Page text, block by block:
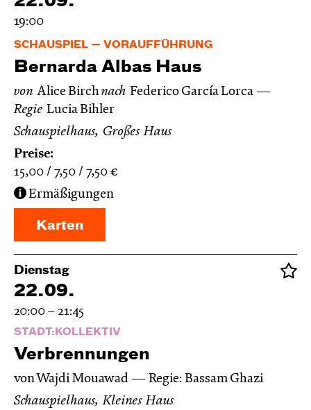
19:00
SCHAUSPIEL VORAUFFÜHRUNG
Bernarda Albas Haus
von Alice Birchnach Federico García Lorca
Regie Lucia Bihler
Schauspielhaus, Großes Haus
Preise:
15,00
7,50 7,50 €
Ermäßigungen
Karten
Dienstag
22.09.
20:00 – 21:45
STADT:KOLLEKTIV
Verbren­nungen
von Wajdi Mouawad
Regie: Bassam Ghazi
Schauspielhaus, Kleines Haus